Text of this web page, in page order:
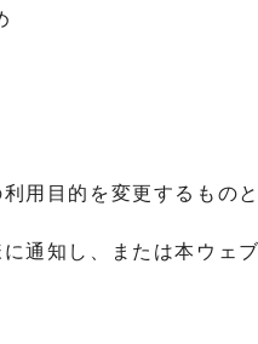
用目的を変更するものと
通知し、または本ウェ